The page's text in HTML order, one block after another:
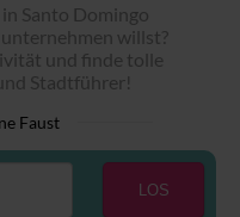
Santo Domingo
willst?
und finde tolle
Stadtführer!
LOS